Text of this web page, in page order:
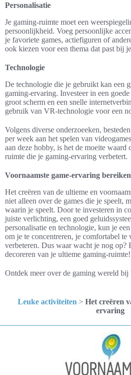
Personalisatie
Je gaming-ruimte moet een
persoonlijkheid. Voeg persoonlijke
je favoriete games, actiefiguren of
ook kiezen voor een thema dat past bij
Technologie
De technologie die je gebruikt kan een
gaming-ervaring. Investeer in een
groot scherm en een snelle
gebruik van VR-technologie voor een
Volgens diverse onderzoeeken,
per week aan het spelen van
aan deze hobby, is het de moeite waard
ruimte die je gaming-ervaring verbetert.
Voornaamste game-ervaring bereiken
Het creëren van de ultieme en
niet alleen over de games die je speelt,
waarin je speelt. Door te investeren in
juiste verlichting, een goed
personalisatie en technologie, kun je
om je te concentreren, je comfortabel te
verbeteren. Dus waar wacht je nog op?
decoreren van je ultieme gaming-ruimte!
Ontdek meer over de gaming wereld bij
Leuke activiteiten > Het creëren
ervaring